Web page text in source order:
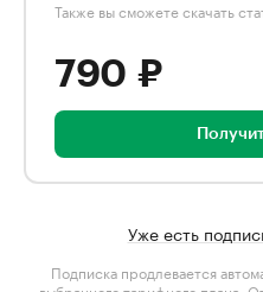
Также вы сможете скачать
790 ₽
Уже есть
Подписка продлевается